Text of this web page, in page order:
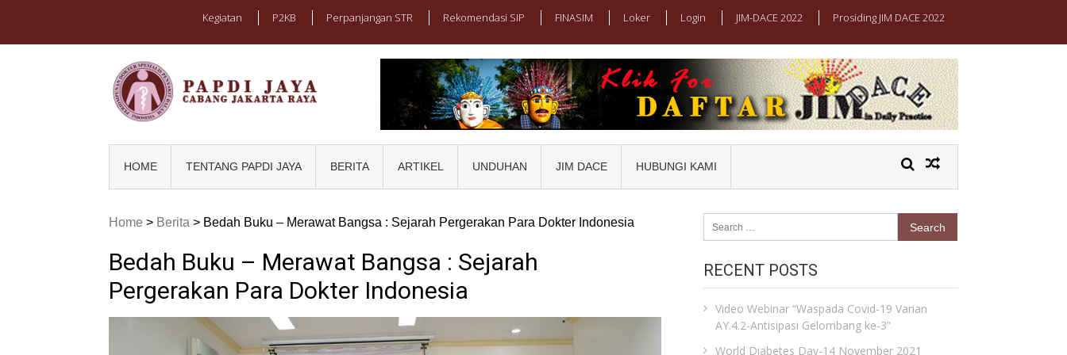
Kegiatan P2KB Perpanjangan STR Rekomendasi SIP FINASIM Loker Login JIM-DACE 2022 Prosiding JIM DACE 2022
Cabang Jakarta
HOME TENTANG PAPDI JAYA BERITA ARTIKEL UNDUHAN JIM DACE HUBUNGI KAMI
Home > Berita > Bedah Buku – Merawat Bangsa : Sejarah Pergerakan Para Dokter Indonesia
Bedah Buku – Merawat Bangsa : Sejarah
Pergerakan Para Dokter Indonesia
for:
RECENT POSTS
Video Webinar “Waspada Covid-19 Varian
AY.4.2-Antisipasi Gelombang ke-3”
World Diabetes Day-14 November 2021